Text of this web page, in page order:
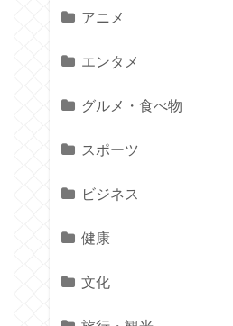
アニメ
エンタメ
グルメ・食べ物
スポーツ
ビジネス
健康
文化